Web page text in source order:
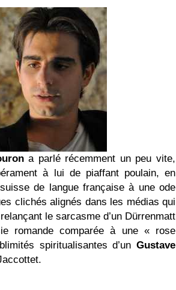
a parlé récemment un peu vite,
à lui de piaffant poulain, en
de langue française à une ode
clichés alignés dans les médias qui
le sarcasme d’un Dürrenmatt
romande comparée à une « rose
spiritualisantes d’un Gustave